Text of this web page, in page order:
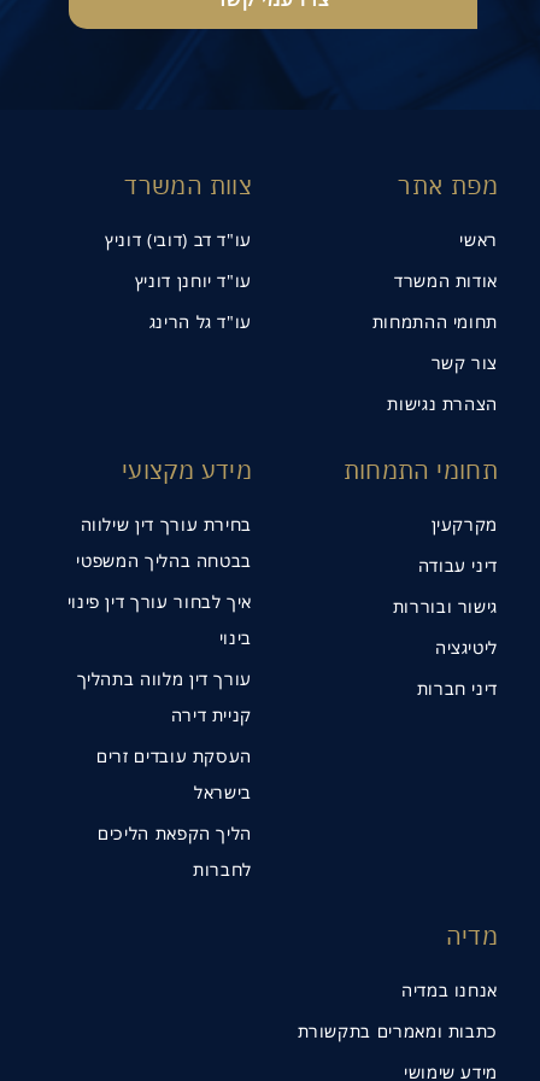
קשר
מפת אתר
ראשי
אודות המשרד
תחומי ההתמחות
צור קשר
הצהרת נגישות
צוות המשרד
עו"ד דב (דובי) דוניץ
עו"ד יוחנן דוניץ
עו"ד גל הרינג
תחומי התמחות
מקרקעין
דיני עבודה
גישור ובוררות
ליטיגציה
דיני חברות
מידע מקצועי
בחירת עורך דין שילווה
בבטחה בהליך המשפטי
איך לבחור עורך דין פינוי
בינוי
עורך דין מלווה בתהליך
קניית דירה
העסקת עובדים זרים
בישראל
הליך הקפאת הליכים
לחברות
מדיה
אנחנו במדיה
כתבות ומאמרים בתקשורת
מידע שימושי